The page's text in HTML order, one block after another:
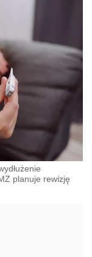
planuje rewizję